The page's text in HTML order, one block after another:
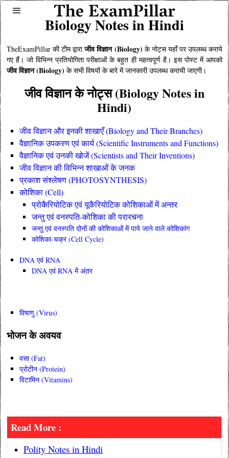
Biology Notes in Hindi
TheExamPillar की टीम द्वाराजीव विज्ञान (Biology) के नोट्स यहाँ पर उपलब्ध कराये
गए हैं। जो विभिन्न प्रतियोगिता परीक्षाओं के बहुत ही महत्वपूर्ण है। इस पोस्ट में आपको
जीव विज्ञान (Biology)के सभी विषयों के बारे में जानकारी उपलब्ध करायी जाएगी।
जीव विज्ञान के नोट्स (Biology Notes in
Hindi)
जीव विज्ञान और इनकी शाखाएँ (Biology and Their Branches)
वैज्ञानिक उपकरण एवं कार्य (Scientific Instruments and Functions)
वैज्ञानिक एवं उनकी खोजें (Scientists and Their Inventions)
जीव विज्ञान की विभिन्न शाखाओं के जनक
प्रकाश संश्लेषण (PHOTOSYNTHESIS)
कोशिका (Cell)
प्रोकैरियोटिक एवं यूकैरियोटिक कोशिकाओं में अन्तर
जन्तु एवं वनस्पति-कोशिका की परारचना
जन्तु एवं वनस्पति दोनों की कोशिकाओं में पाये जाने वाले कोशिकांग
कोशिका-चक्र (Cell Cycle)
DNA एवं RNA
DNA एवं RNA में अंतर
विषाणु (Virus)
भोजन के अवयव
वसा (Fat)
प्रोटीन (Protein)
विटामिन (Vitamins)
Read More :
Polity Notes in Hindi